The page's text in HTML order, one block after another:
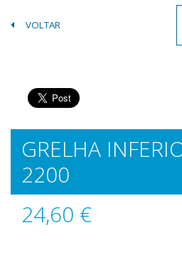
VOLTAR
GRELHA
2200
24,60 €